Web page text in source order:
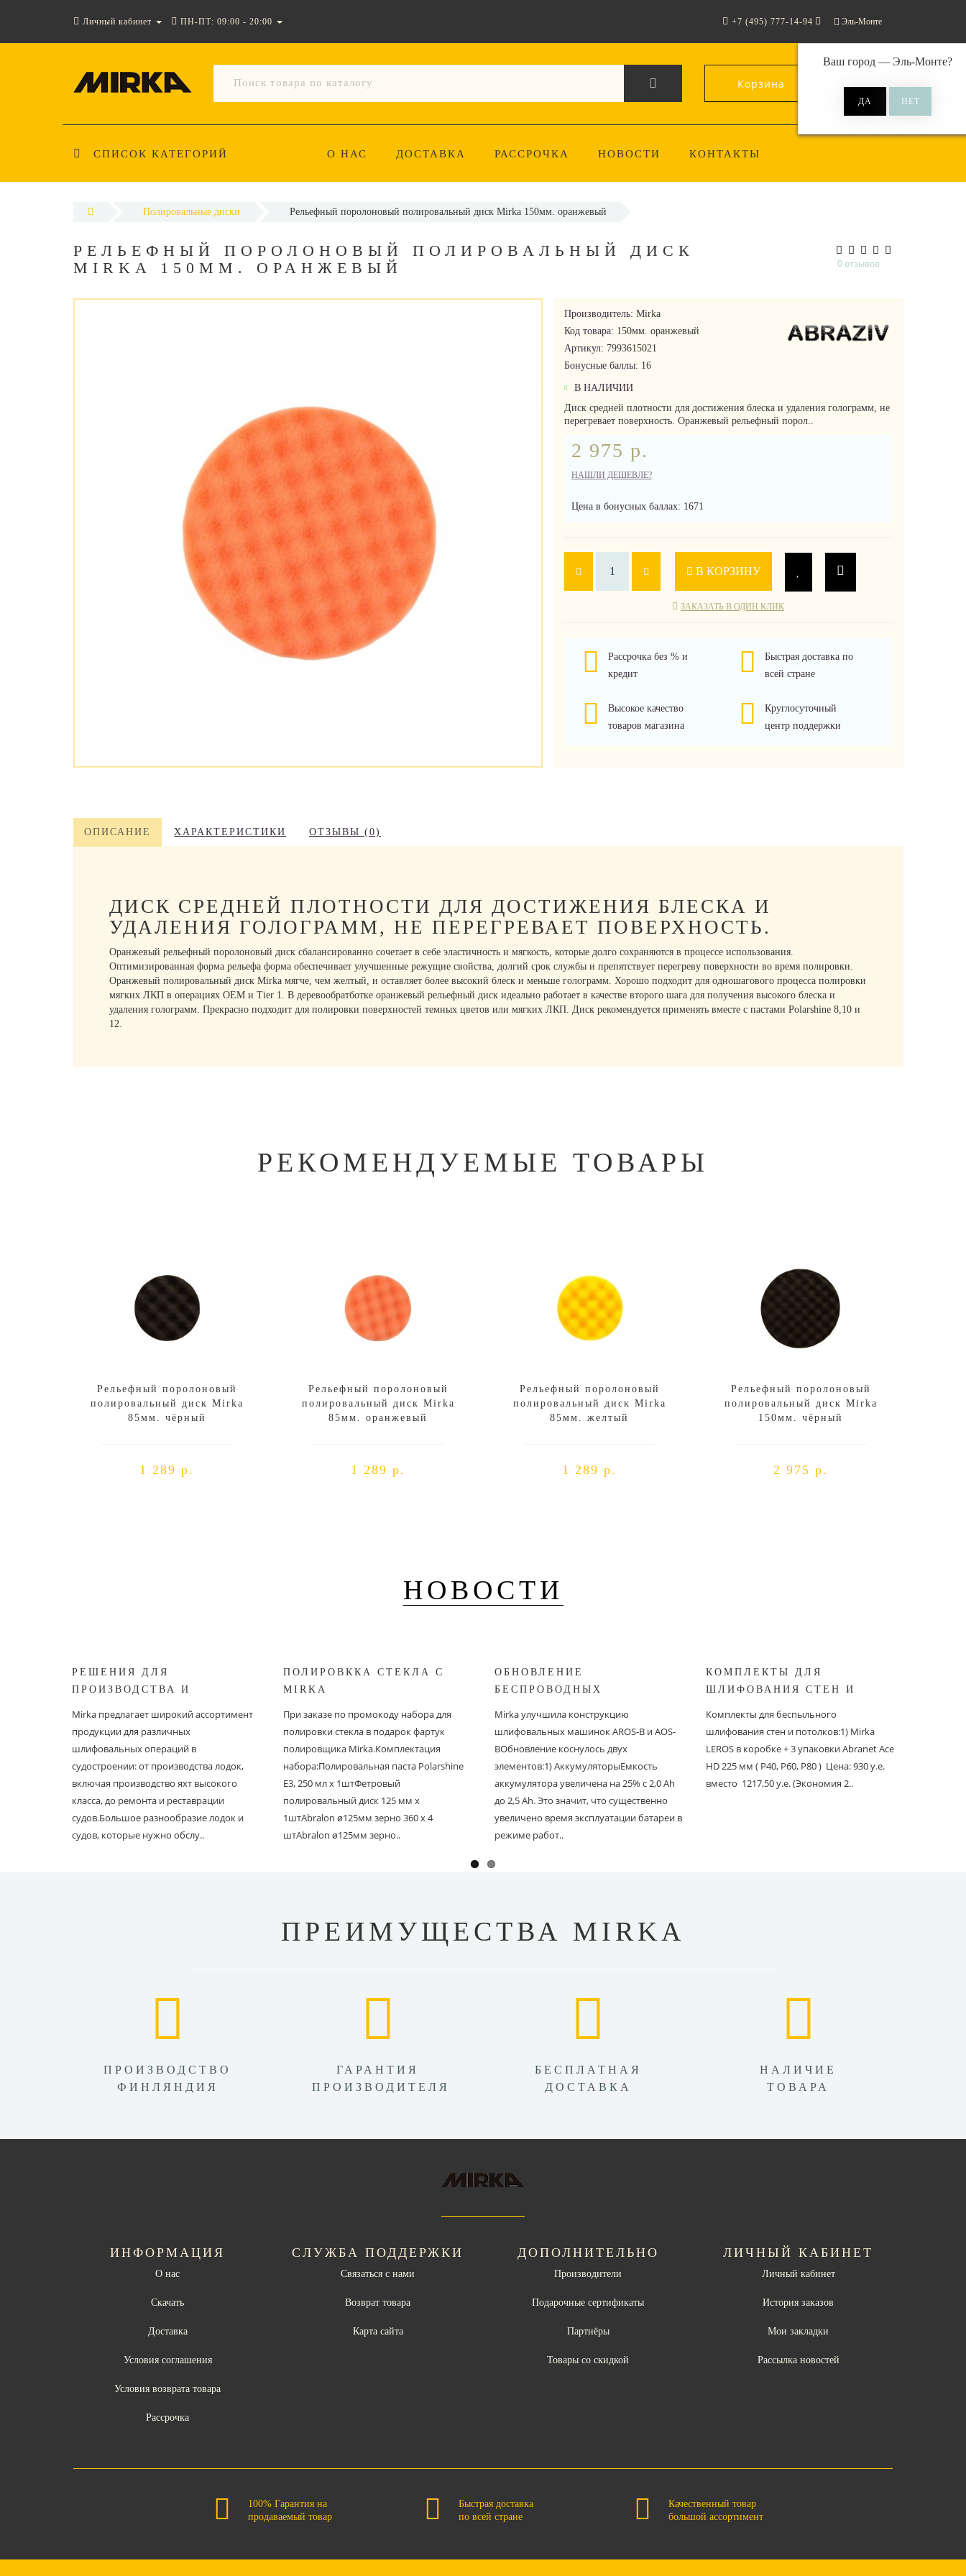
Личный кабинет ПН-ПТ: 09:00 - 20:00 Эль-Монте
Ваш город — Эль-Монте?
+7 (495) 777-14-94
Корзина 0
СПИСОК КАТЕГОРИЙ О НАС ДОСТАВКА РАССРОЧКА НОВОСТИ КОНТАКТЫ
Полировальные диски Рельефный поролоновый полировальный диск Mirka 150мм. оранжевый
РЕЛЬЕФНЫЙ ПОРОЛОНОВЫЙ ПОЛИРОВАЛЬНЫЙ ДИСК
MIRKA 150ММ. ОРАНЖЕВЫЙ
0 отзывов
Производитель: Mirka
Код товара: 150мм. оранжевый
Артикул: 7993615021
Бонусные баллы: 16
В НАЛИЧИИ
Диск средней плотности для достижения блеска и удаления голограмм, не
перегревает поверхность. Оранжевый рельефный порол..
2 975 р.
НАШЛИ ДЕШЕВЛЕ?
Цена в бонусных баллах: 1671
В КОРЗИНУ
ЗАКАЗАТЬ В ОДИН КЛИК
Рассрочка без % и
кредит
Быстрая доставка по
всей стране
Высокое качество
товаров магазина
Круглосуточный
центр поддержки
ОПИСАНИЕ ХАРАКТЕРИСТИКИ ОТЗЫВЫ (0)
ДИСК СРЕДНЕЙ ПЛОТНОСТИ ДЛЯ ДОСТИЖЕНИЯ БЛЕСКА И
УДАЛЕНИЯ ГОЛОГРАММ, НЕ ПЕРЕГРЕВАЕТ ПОВЕРХНОСТЬ.
Оранжевый рельефный поролоновый диск сбалансированно сочетает в себе эластичность и мягкость, которые долго сохраняются в процессе использования.
Оптимизированная форма рельефа форма обеспечивает улучшенные режущие свойства, долгий срок службы и препятствует перегреву поверхности во время полировки.
Оранжевый полировальный диск Mirka мягче, чем желтый, и оставляет более высокий блеск и меньше голограмм. Хорошо подходит для одношагового процесса полировки
мягких ЛКП в операциях OEM и Tier 1. В деревообратботке оранжевый рельефный диск идеально работает в качестве второго шага для получения высокого блеска и
удаления голограмм. Прекрасно подходит для полировки поверхностей темных цветов или мягких ЛКП. Диск рекомендуется применять вместе с пастами Polarshine 8,10 и
12.
РЕКОМЕНДУЕМЫЕ ТОВАРЫ
Рельефный поролоновый
полировальный диск Mirka
85мм. чёрный
1 289 р.
Рельефный поролоновый
полировальный диск Mirka
85мм. оранжевый
1 289 р.
Рельефный поролоновый
полировальный диск Mirka
85мм. желтый
1 289 р.
Рельефный поролоновый
полировальный диск Mirka
150мм. чёрный
2 975 р.
НОВОСТИ
РЕШЕНИЯ ДЛЯ
ПРОИЗВОДСТВА И
Mirka предлагает широкий ассортимент
продукции для различных
шлифовальных операций в
судостроении: от производства лодок,
включая производство яхт высокого
класса, до ремонта и реставрации
судов.Большое разнообразие лодок и
судов, которые нужно обслу..
ПОЛИРОВККА СТЕКЛА С
MIRKA
При заказе по промокоду набора для
полировки стекла в подарок фартук
полировщика Mirka.Комплектация
набора:Полировальная паста Polarshine
E3, 250 мл х 1штФетровый
полировальный диск 125 мм х
1штAbralon ø125мм зерно 360 х 4
штAbralon ø125мм зерно..
ОБНОВЛЕНИЕ
БЕСПРОВОДНЫХ
Mirka улучшила конструкцию
шлифовальных машинок AROS-B и AOS-
BОбновление коснулось двух
элементов:1) АккумуляторыЁмкость
аккумулятора увеличена на 25% с 2,0 Ah
до 2,5 Ah. Это значит, что существенно
увеличено время эксплуатации батареи в
режиме работ..
КОМПЛЕКТЫ ДЛЯ
ШЛИФОВАНИЯ СТЕН И
Комплекты для беспыльного
шлифования стен и потолков:1) Mirka
LEROS в коробке + 3 упаковки Abranet Ace
HD 225 мм ( P40, P60, P80 ) Цена: 930 у.е.
вместо 1217,50 у.е. (Экономия 2..
ПРЕИМУЩЕСТВА MIRKA
ПРОИЗВОДСТВО
ФИНЛЯНДИЯ
ГАРАНТИЯ
ПРОИЗВОДИТЕЛЯ
БЕСПЛАТНАЯ
ДОСТАВКА
НАЛИЧИЕ
ТОВАРА
ИНФОРМАЦИЯ
О нас
Скачать
Доставка
Условия соглашения
Условия возврата товара
Рассрочка
СЛУЖБА ПОДДЕРЖКИ
Связаться с нами
Возврат товара
Карта сайта
ДОПОЛНИТЕЛЬНО
Производители
Подарочные сертификаты
Партнёры
Товары со скидкой
ЛИЧНЫЙ КАБИНЕТ
Личный кабинет
История заказов
Мои закладки
Рассылка новостей
100% Гарантия на
продаваемый товар
Быстрая доставка
по всей стране
Качественный товар
большой ассортимент